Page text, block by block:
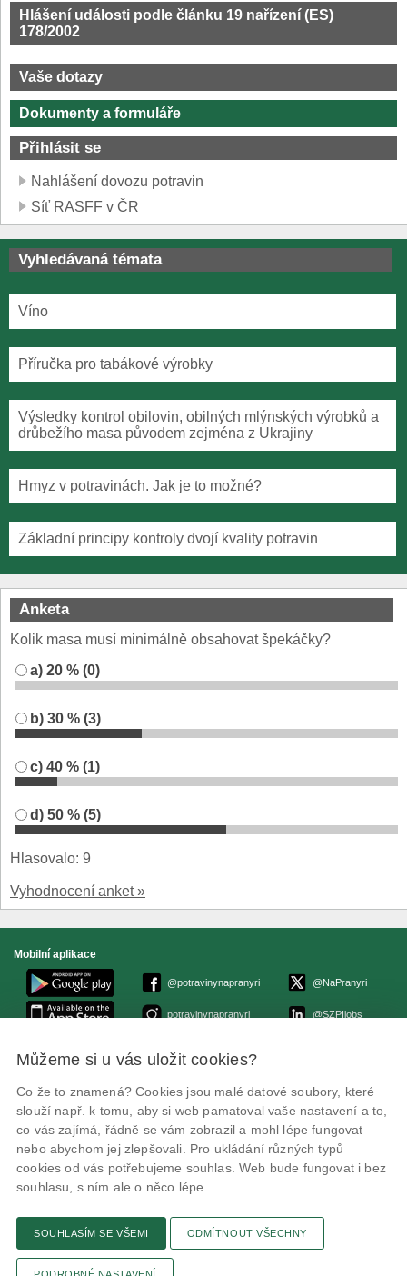
Hlášení události podle článku 19 nařízení (ES)
178/2002
Vaše dotazy
Dokumenty a formuláře
Přihlásit se
Nahlášení dovozu potravin
Síť RASFF v ČR
Vyhledávaná témata
Víno
Příručka pro tabákové výrobky
Výsledky kontrol obilovin, obilných mlýnských výrobků a
drůbežího masa původem zejména z Ukrajiny
Hmyz v potravinách. Jak je to možné?
Základní principy kontroly dvojí kvality potravin
Anketa
Kolik masa musí minimálně obsahovat špekáčky?
a) 20 % (0)
b) 30 % (3)
c) 40 % (1)
d) 50 % (5)
Hlasovalo: 9
Vyhodnocení anket »
Mobilní aplikace
@potravinynapranyri
potravinynapranyri
@NaPranyri
@SZPIjobs
© Státní zemědělská a potravinářská inspekce 2026.
ID datové schránky: avraiqg
IČO: 75014149, DIČ: CZ75014149
Prohlášení o přístupnosti|Zásady ochrany soukromí
Textová verze Připomínky Novinky
Můžeme si u vás uložit cookies?
Co že to znamená? Cookies jsou malé datové soubory, které
slouží např. k tomu, aby si web pamatoval vaše nastavení a to,
co vás zajímá, řádně se vám zobrazil a mohl lépe fungovat
nebo abychom jej zlepšovali. Pro ukládání různých typů
cookies od vás potřebujeme souhlas. Web bude fungovat i bez
souhlasu, s ním ale o něco lépe.
SOUHLASÍM SE VŠEMI ODMÍTNOUT VŠECHNY